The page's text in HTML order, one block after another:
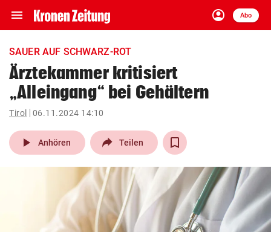
menu Navigation
ein-/ausklappen
account_circle
Anmelden
Abo
close Schließen
account_circle Anmelden
arrow_right
pin_drop
Wien arrow_right
Suchbegriff
eingeben
SAUER AUF SCHWARZ-ROT
Ärztekammer kritisiert
„Alleingang“ bei Gehältern
Tirol 06.11.2024 14:10
play_arrow Anhören Teilen